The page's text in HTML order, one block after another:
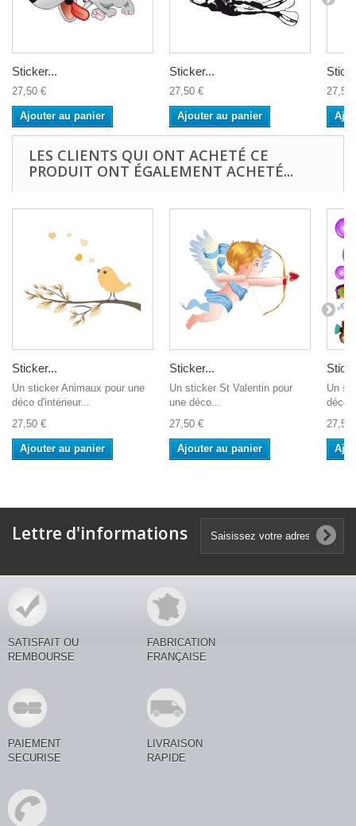
Sticker...
27,50 €
Ajouter au panier
Sticker...
27,50 €
Ajouter au panier
27,50
LES CLIENTS QUI ONT ACHETÉ CE
PRODUIT ONT ÉGALEMENT ACHETÉ...
Sticker...
Un sticker Animaux pour une
déco d'intérieur...
27,50 €
Ajouter au panier
Sticker...
Un sticker St Valentin pour
une déco...
27,50 €
Ajouter au panier
Un
déco
27,50
Lettre d'informations
SATISFAIT OU
REMBOURSE
FABRICATION
FRANÇAISE
PAIEMENT
SECURISE
LIVRAISON
RAPIDE